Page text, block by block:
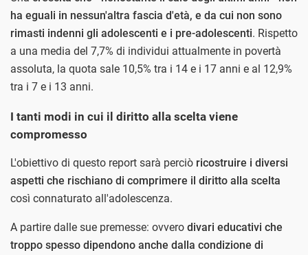
ha eguali in nessun'altra fascia d'età, e da cui non sono
rimasti indenni gli adolescenti e i pre-adolescenti. Rispetto
a una media del 7,7% di individui attualmente in povertà
assoluta, la quota sale 10,5% tra i 14 e i 17 anni e al 12,9%
tra i 7 e i 13 anni.
I tanti modi in cui il diritto alla scelta viene
compromesso
L'obiettivo di questo report sarà perciò ricostruire i diversi
aspetti che rischiano di comprimere il diritto alla scelta
così connaturato all'adolescenza.
A partire dalle sue premesse: ovvero divari educativi che
troppo spesso dipendono anche dalla condizione di